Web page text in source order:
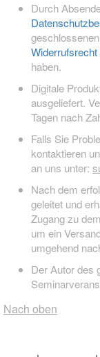
Durch
haben.
Digitale
ausgeliefert.
Tagen nach
Falls Sie
kontaktieren
an uns unter:
Nach dem
geleitet und
Zugang zu
um ein
umgehend
Der Autor des
Nach oben